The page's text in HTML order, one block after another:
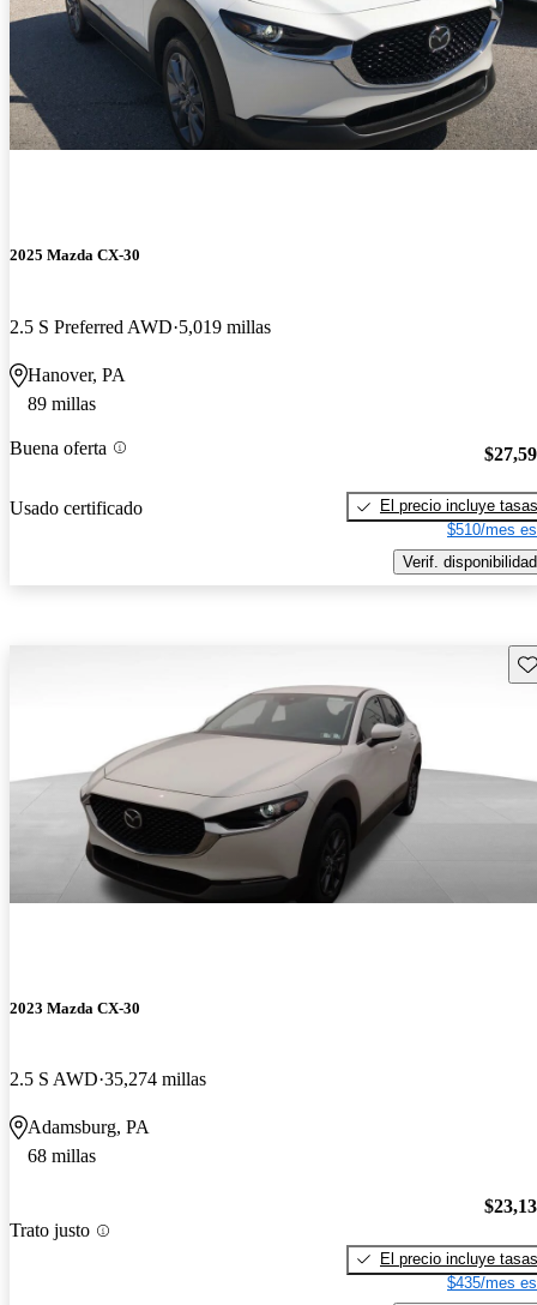
2025 Mazda CX-30
2.5 S Preferred AWD 5,019 millas
Hanover, PA
89 millas
Buena oferta
Usado certificado
El precio incluye tasas
$510/mes
Verif. disponibilidad
2023 Mazda CX-30
2.5 S AWD 35,274 millas
Adamsburg, PA
68 millas
Trato justo
El precio incluye tasas
$435/mes